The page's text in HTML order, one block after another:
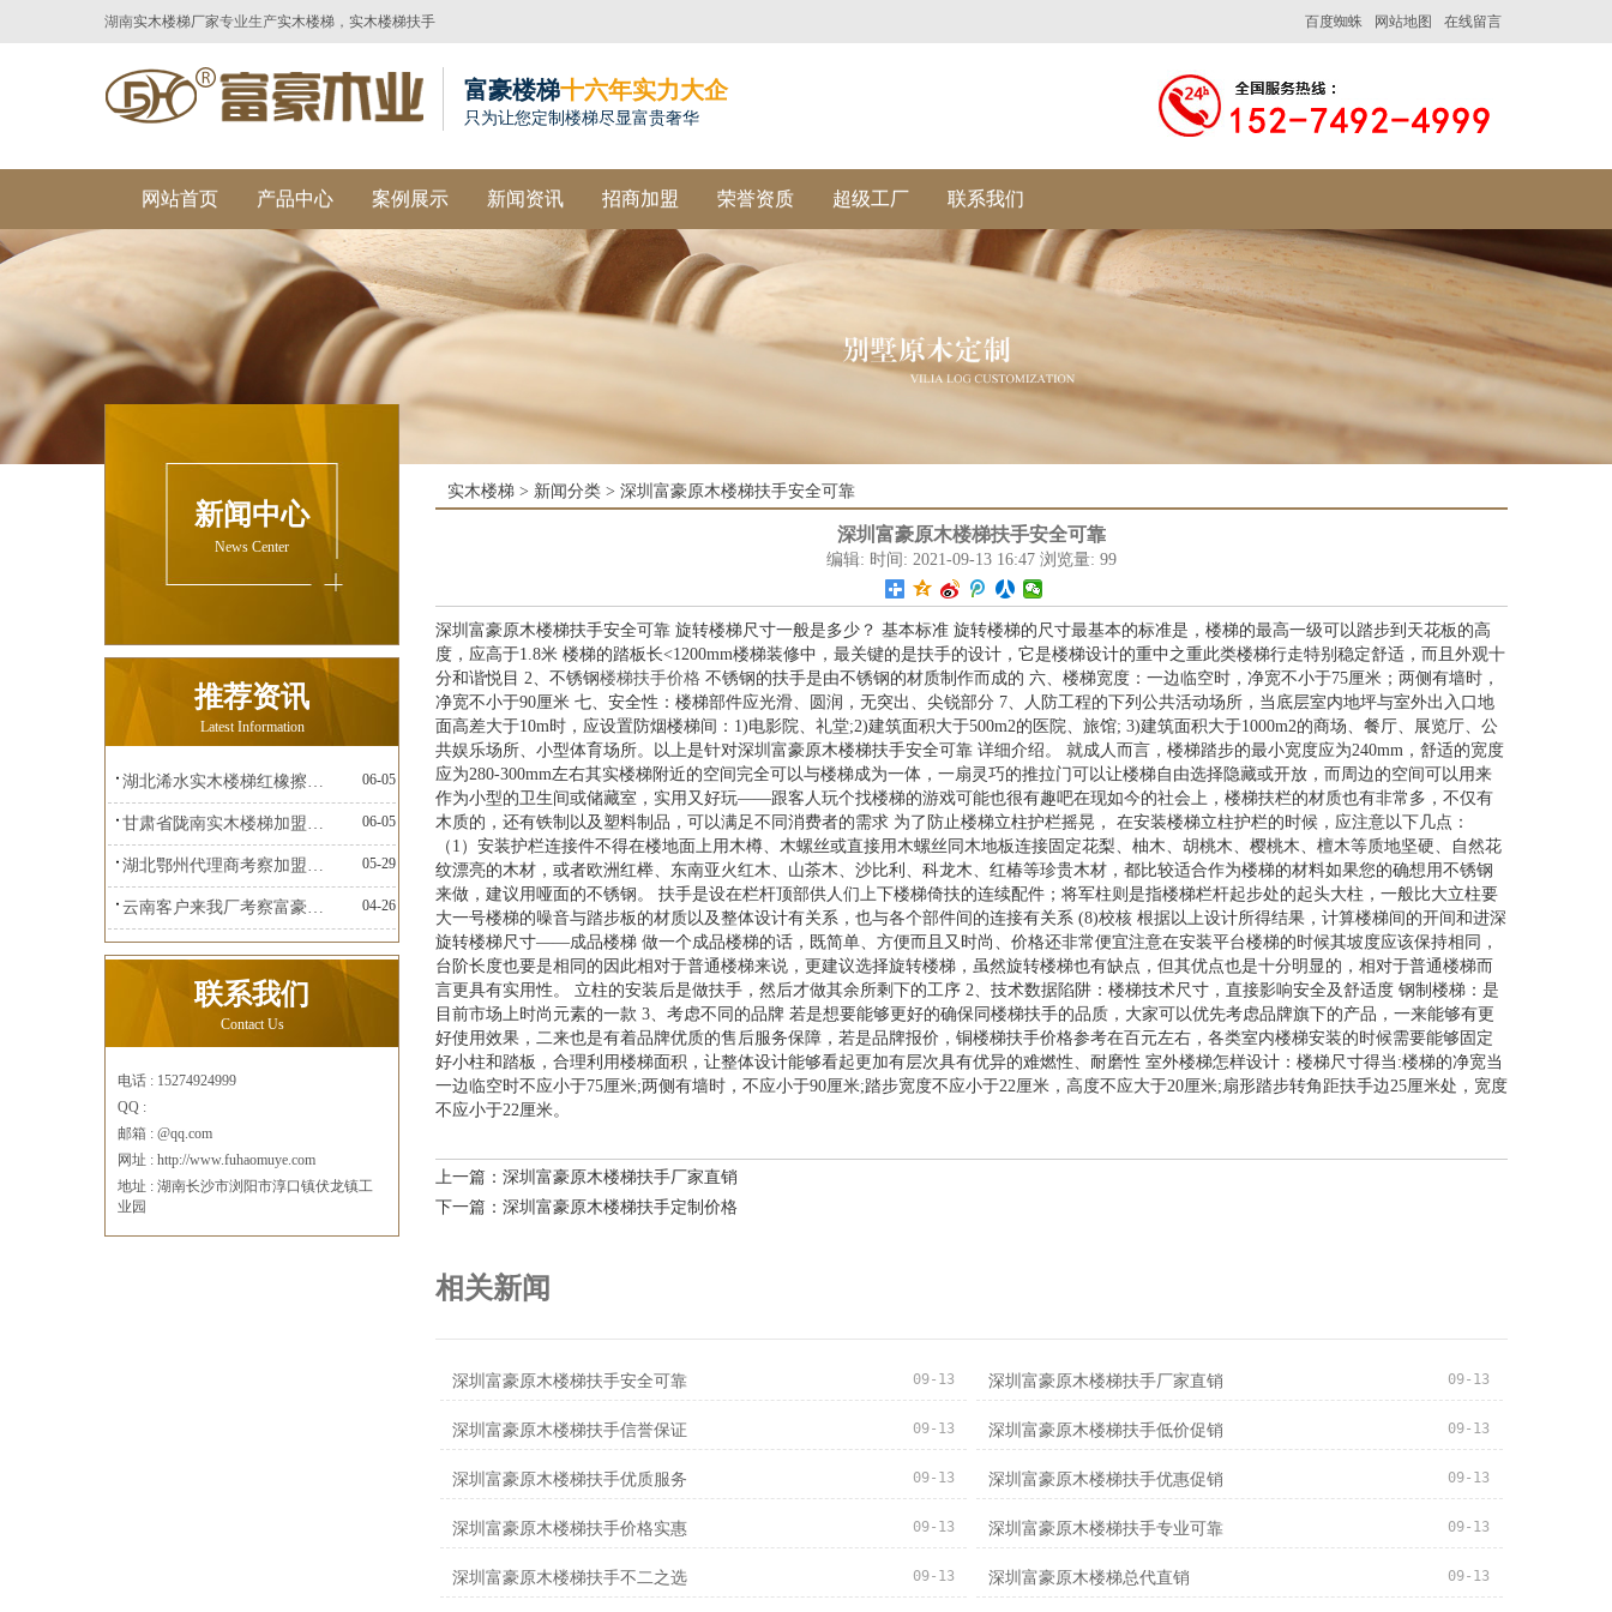
湖南实木楼梯厂家专业生产实木楼梯 ， 实木楼梯扶手 在线留言
网站地图
百度蜘蛛
富豪楼梯十六年实力大企
只为让您定制楼梯尽显富贵奢华
网站首页 产品中心 案例展示 新闻资讯 招商加盟 荣誉资质 超级工厂 联系我们
新闻中心
News Center
推荐资讯
Latest Information
湖北浠水实木楼梯红橡擦金富豪楼梯 06-05
甘肃省陇南实木楼梯加盟富豪楼梯 06-05
湖北鄂州代理商考察加盟富豪楼梯 05-29
云南客户来我厂考察富豪楼梯 04-26
联系我们
Contact Us
电话 : 15274924999
QQ :
邮箱 : @qq.com
网址 : http://www.fuhaomuye.com
地址 : 湖南长沙市浏阳市淳口镇伏龙镇工
业园
实木楼梯 > 新闻分类 > 深圳富豪原木楼梯扶手安全可靠
深圳富豪原木楼梯扶手安全可靠
编辑: 时间: 2021-09-13 16:47 浏览量: 99
深圳富豪原木楼梯扶手安全可靠 旋转楼梯尺寸一般是多少？ 基本标准 旋转楼梯的尺寸最基本的标准是，楼梯的最高一级可以踏步到天花板的高
度，应高于1.8米 楼梯的踏板长<1200mm楼梯装修中，最关键的是扶手的设计，它是楼梯设计的重中之重此类楼梯行走特别稳定舒适，而且外观十
分和谐悦目 2、不锈钢楼梯扶手价格 不锈钢的扶手是由不锈钢的材质制作而成的 六、楼梯宽度：一边临空时，净宽不小于75厘米；两侧有墙时，
净宽不小于90厘米 七、安全性：楼梯部件应光滑、圆润，无突出、尖锐部分 7、人防工程的下列公共活动场所，当底层室内地坪与室外出入口地
面高差大于10m时，应设置防烟楼梯间：1)电影院、礼堂;2)建筑面积大于500m2的医院、旅馆; 3)建筑面积大于1000m2的商场、餐厅、展览厅、公
共娱乐场所、小型体育场所。以上是针对深圳富豪原木楼梯扶手安全可靠 详细介绍。 就成人而言，楼梯踏步的最小宽度应为240mm，舒适的宽度
应为280-300mm左右其实楼梯附近的空间完全可以与楼梯成为一体，一扇灵巧的推拉门可以让楼梯自由选择隐藏或开放，而周边的空间可以用来
作为小型的卫生间或储藏室，实用又好玩——跟客人玩个找楼梯的游戏可能也很有趣吧在现如今的社会上，楼梯扶栏的材质也有非常多，不仅有
木质的，还有铁制以及塑料制品，可以满足不同消费者的需求 为了防止楼梯立柱护栏摇晃， 在安装楼梯立柱护栏的时候，应注意以下几点：
（1）安装护栏连接件不得在楼地面上用木樽、木螺丝或直接用木螺丝同木地板连接固定花梨、柚木、胡桃木、樱桃木、檀木等质地坚硬、自然花
纹漂亮的木材，或者欧洲红榉、东南亚火红木、山茶木、沙比利、科龙木、红椿等珍贵木材，都比较适合作为楼梯的材料如果您的确想用不锈钢
来做，建议用哑面的不锈钢。 扶手是设在栏杆顶部供人们上下楼梯倚扶的连续配件；将军柱则是指楼梯栏杆起步处的起头大柱，一般比大立柱要
大一号楼梯的噪音与踏步板的材质以及整体设计有关系，也与各个部件间的连接有关系 (8)校核 根据以上设计所得结果，计算楼梯间的开间和进深
旋转楼梯尺寸——成品楼梯 做一个成品楼梯的话，既简单、方便而且又时尚、价格还非常便宜注意在安装平台楼梯的时候其坡度应该保持相同，
台阶长度也要是相同的因此相对于普通楼梯来说，更建议选择旋转楼梯，虽然旋转楼梯也有缺点，但其优点也是十分明显的，相对于普通楼梯而
言更具有实用性。 立柱的安装后是做扶手，然后才做其余所剩下的工序 2、技术数据陷阱：楼梯技术尺寸，直接影响安全及舒适度 钢制楼梯：是
目前市场上时尚元素的一款 3、考虑不同的品牌 若是想要能够更好的确保同楼梯扶手的品质，大家可以优先考虑品牌旗下的产品，一来能够有更
好使用效果，二来也是有着品牌优质的售后服务保障，若是品牌报价，铜楼梯扶手价格参考在百元左右，各类室内楼梯安装的时候需要能够固定
好小柱和踏板，合理利用楼梯面积，让整体设计能够看起更加有层次具有优异的难燃性、耐磨性 室外楼梯怎样设计：楼梯尺寸得当:楼梯的净宽当
一边临空时不应小于75厘米;两侧有墙时，不应小于90厘米;踏步宽度不应小于22厘米，高度不应大于20厘米;扇形踏步转角距扶手边25厘米处，宽度
不应小于22厘米。
上一篇：深圳富豪原木楼梯扶手厂家直销
下一篇：深圳富豪原木楼梯扶手定制价格
相关新闻
深圳富豪原木楼梯扶手安全可靠 09-13 深圳富豪原木楼梯扶手厂家直销 09-13
深圳富豪原木楼梯扶手信誉保证 09-13 深圳富豪原木楼梯扶手低价促销 09-13
深圳富豪原木楼梯扶手优质服务 09-13 深圳富豪原木楼梯扶手优惠促销 09-13
深圳富豪原木楼梯扶手价格实惠 09-13 深圳富豪原木楼梯扶手专业可靠 09-13
深圳富豪原木楼梯扶手不二之选 09-13 深圳富豪原木楼梯总代直销 09-13